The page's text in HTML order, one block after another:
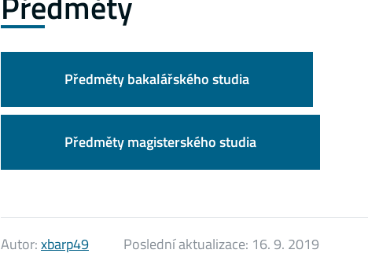
Předměty bakalářského studia
Předměty magisterského studia
Autor:xbarp49 Poslední aktualizace: 16. 9. 2019